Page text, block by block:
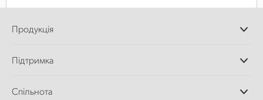
Продукція
Додатки DaVinci
Відеомікшери ATEM
Підтримка
Центр підтримки
Спільнота